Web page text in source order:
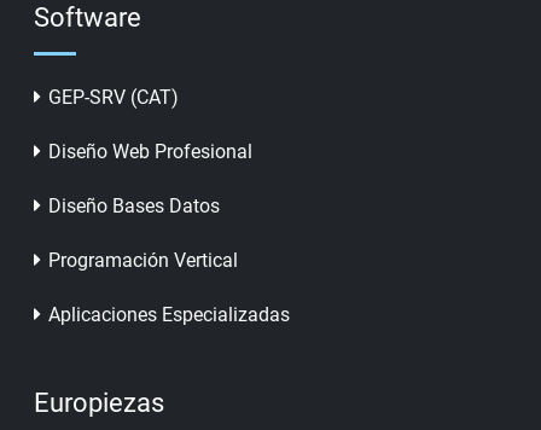
Software
GEP-SRV (CAT)
Diseño Web Profesional
Diseño Bases Datos
Programación Vertical
Aplicaciones Especializadas
Europiezas